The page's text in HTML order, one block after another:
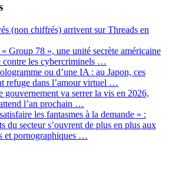
(non chiffrés) arrivent sur Threads en
Group 78 », une unité secrète américaine
contre les cybercriminels …
ou d’une IA : au Japon, ces
refuge dans l’amour virtuel …
gouvernement va serrer la vis en 2026,
l’an prochain …
les fantasmes à la demande » :
du secteur s’ouvrent de plus en plus aux
et pornographiques …